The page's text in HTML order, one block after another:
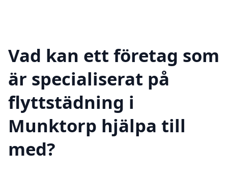
Vad kan ett företag som
är specialiserat på
flyttstädning i
Munktorp hjälpa till
med?